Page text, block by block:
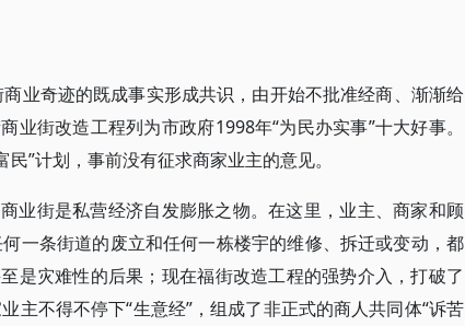
业奇迹的既成事实形成共识，由开始不批准经商、渐渐给
业街改造工程列为市政府1998年“为民办实事”十大好事。
”计划，事前没有征求商家业主的意见。
业街是私营经济自发膨胀之物。在这里，业主、商家和顾
一条街道的废立和任何一栋楼宇的维修、拆迁或变动，都
是灾难性的后果；现在福街改造工程的强势介入，打破了
主不得不停下“生意经”，组成了非正式的商人共同体“诉苦